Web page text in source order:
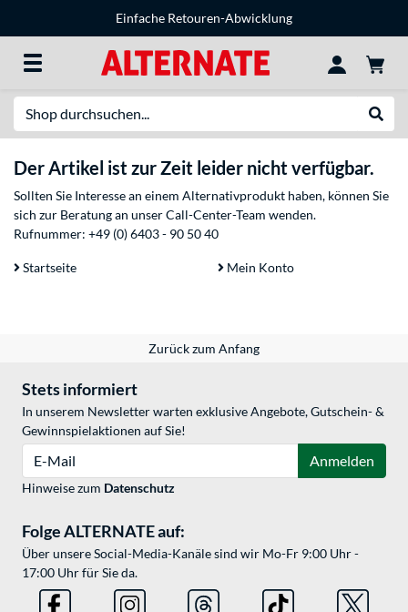
Einfache Retouren-Abwicklung
Der Artikel ist zur Zeit leider nicht verfügbar.
Sollten Sie Interesse an einem Alternativprodukt haben, können Sie
sich zur Beratung an unser Call-Center-Team wenden.
Rufnummer: +49 (0) 6403 - 90 50 40
Startseite Mein Konto
Zurück zum Anfang
Stets informiert
In unserem Newsletter warten exklusive Angebote, Gutschein- &
Gewinnspielaktionen auf Sie!
Anmelden
Hinweise zum Datenschutz
Folge ALTERNATE auf:
Über unsere Social-Media-Kanäle sind wir Mo-Fr 9:00 Uhr -
17:00 Uhr für Sie da.